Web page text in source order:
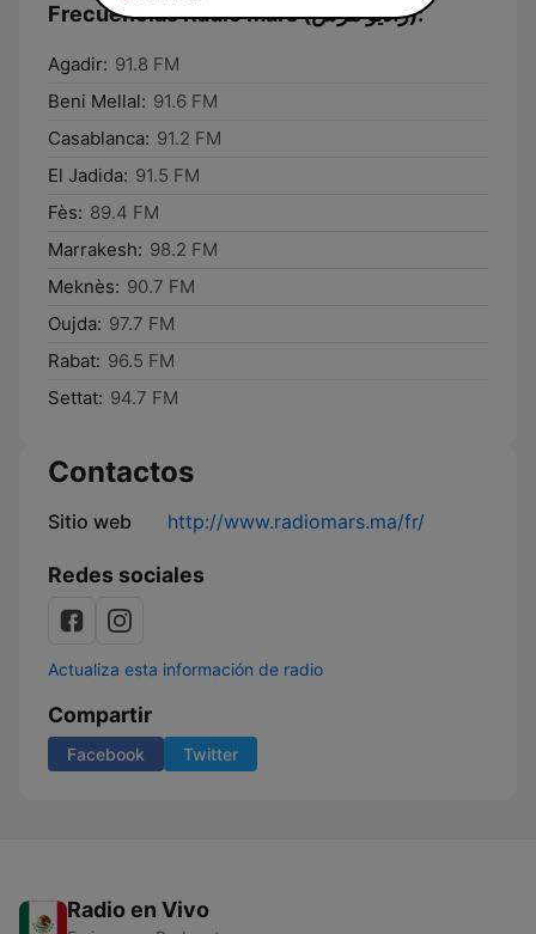
Frecuencias Radio Mars (راديو مرس):
Agadir: 91.8 FM
Beni Mellal: 91.6 FM
Casablanca: 91.2 FM
El Jadida: 91.5 FM
Fès: 89.4 FM
Marrakesh: 98.2 FM
Meknès: 90.7 FM
Oujda: 97.7 FM
Rabat: 96.5 FM
Settat: 94.7 FM
Contactos
Sitio web http://www.radiomars.ma/fr/
Redes sociales
Actualiza esta información de radio
Compartir
Facebook Twitter
Radio en Vivo